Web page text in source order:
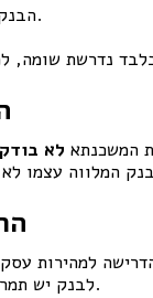
הבנק לא בודק אם המחיר תואם ערך כלכלי, תשואה או עסקאות דומות.
המשכנתא לא
לבנק ישעם שומה שעלולה "להרוס" אותה.